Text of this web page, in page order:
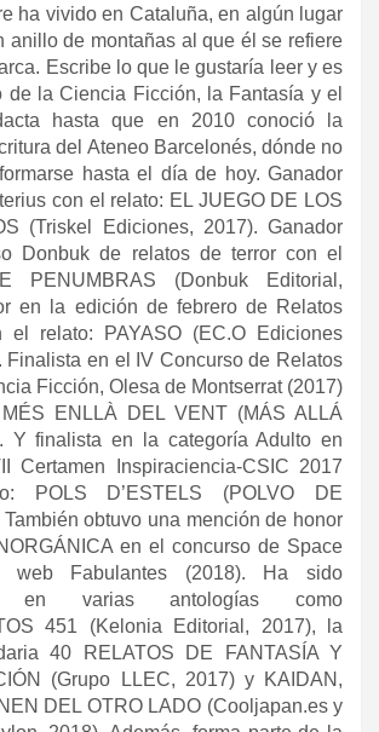
ha vivido en Cataluña, en algún lugar
anillo de montañas al que él se refiere
Escribe lo que le gustaría leer y es
de la Ciencia Ficción, la Fantasía y el
hasta que en 2010 conoció la
del Ateneo Barcelonés, dónde no
hasta el día de hoy. Ganador
con el relato: EL JUEGO DE LOS
(Triskel Ediciones, 2017). Ganador
Donbuk de relatos de terror con el
PENUMBRAS (Donbuk Editorial,
en la edición de febrero de Relatos
el relato: PAYASO (EC.O Ediciones
Finalista en el IV Concurso de Relatos
Ficción, Olesa de Montserrat (2017)
ENLLÀ DEL VENT (MÁS ALLÁ
Y finalista en la categoría Adulto en
Certamen Inspiraciencia-CSIC 2017
POLS D’ESTELS (POLVO DE
obtuvo una mención de honor
en el concurso de Space
Fabulantes (2018). Ha sido
en varias antologías como
451 (Kelonia Editorial, 2017), la
40 RELATOS DE FANTASÍA Y
(Grupo LLEC, 2017) y KAIDAN,
DEL OTRO LADO (Cooljapan.es y